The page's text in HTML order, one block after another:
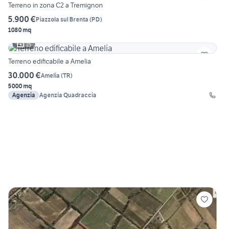
Terreno in zona C2 a Tremignon
5.900 €Piazzola sul Brenta (PD)
1080 mq
15
Terreno edificabile a Amelia
30.000 €Amelia (TR)
5000 mq
Agenzia Agenzia Quadraccia